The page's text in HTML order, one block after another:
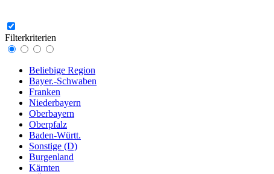
Filterkriterien
Beliebige Region
Bayer.-Schwaben
Franken
Niederbayern
Oberbayern
Oberpfalz
Baden-Württ.
Sonstige (D)
Burgenland
Kärnten